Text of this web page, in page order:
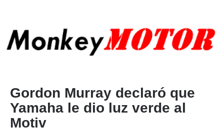
Gordon Murray declaró que
Yamaha le dio luz verde al
Motiv